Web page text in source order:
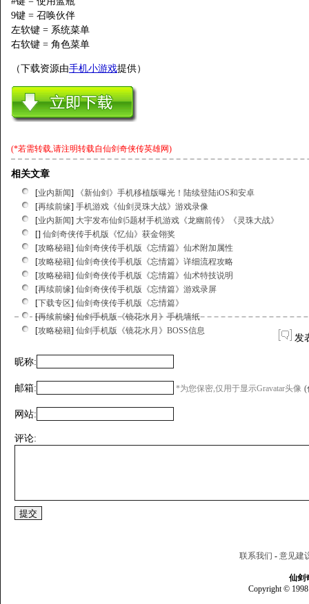
9键 = 召唤伙伴
左软键 = 系统菜单
右软键 = 角色菜单
（下载资源由手机小游戏提供）
(*若需转载,请注明转载自仙剑奇侠传英雄网)
相关文章
[业内新闻]
《新仙剑》手机移植版曝光！陆续登陆iOS和安卓
[再续前缘] 手机游戏《仙剑灵珠大战》游戏录像
[业内新闻] 大宇发布仙剑5题材手机游戏《龙幽前传》《灵珠大战》
[] 仙剑奇侠传手机版《忆仙》获金翎奖
[攻略秘籍] 仙剑奇侠传手机版《忘情篇》仙术附加属性
[攻略秘籍] 仙剑奇侠传手机版《忘情篇》详细流程攻略
[攻略秘籍] 仙剑奇侠传手机版《忘情篇》仙术特技说明
[再续前缘] 仙剑奇侠传手机版《忘情篇》游戏录屏
[下载专区] 仙剑奇侠传手机版《忘情篇》
[再续前缘] 仙剑手机版《镜花水月》手机墙纸
[攻略秘籍] 仙剑手机版《镜花水月》BOSS信息
发
昵称:
邮箱: *为您保密,仅用于显示Gravatar头像 (
网站:
评论:
联系我们 - 意见建
仙剑
Copyright © 1998